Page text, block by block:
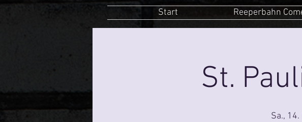
Start Reeperbahn
St.
Sa., 14.